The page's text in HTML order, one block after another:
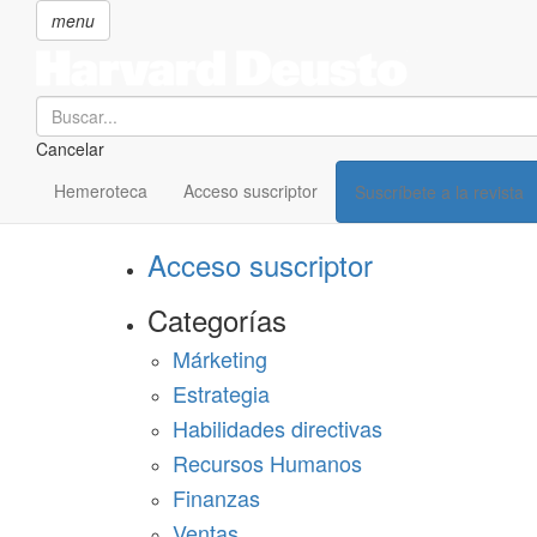
menu
Search
Cancelar
Hemeroteca
Acceso suscriptor Suscríbete a la revista
SECCIONES
Suscríbete a Harvard Deusto
Acceso suscriptor
Categorías
Márketing
Estrategia
Habilidades directivas
Recursos Humanos
Finanzas